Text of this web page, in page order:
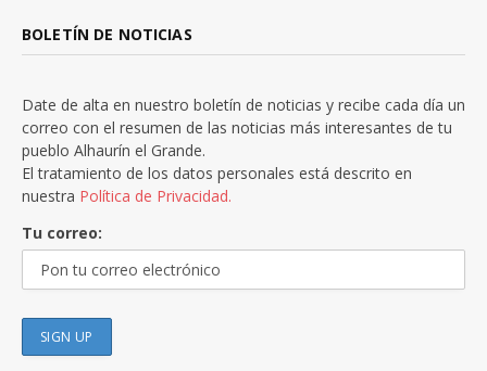
BOLETÍN DE NOTICIAS
Date de alta en nuestro boletín de noticias y recibe cada día un
correo con el resumen de las noticias más interesantes de tu
pueblo Alhaurín el Grande.
El tratamiento de los datos personales está descrito en
nuestra Política de Privacidad.
Tu correo: